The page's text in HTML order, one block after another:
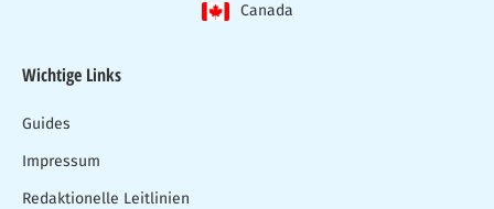
Canada
Wichtige Links
Guides
Impressum
Redaktionelle Leitlinien